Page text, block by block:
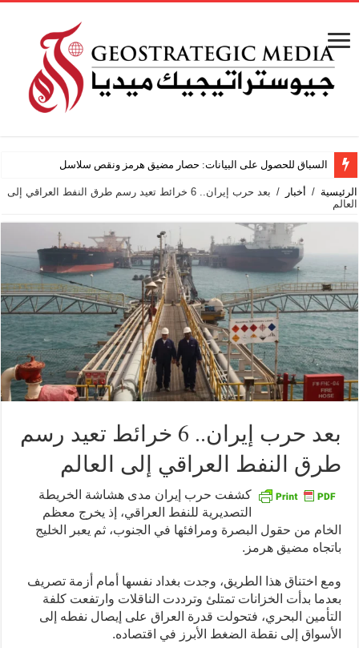
السباق للحصول على البيانات: حصار مضيق هرمز ونقص سلاسل توريد الهيليوم، من
الرئيسية / أخبار /
بعد حرب إيران.. 6 خرائط تعيد رسم طرق النفط العراقي إلى
العالم
بعد حرب إيران.. 6 خرائط تعيد رسم
طرق النفط العراقي إلى العالم
كشفت حرب إيران مدى هشاشة الخريطة
التصديرية للنفط العراقي، إذ يخرج معظم
الخام من حقول البصرة ومرافئها في الجنوب، ثم يعبر الخليج
باتجاه مضيق هرمز.
ومع اختناق هذا الطريق، وجدت بغداد نفسها أمام أزمة تصريف
بعدما بدأت الخزانات تمتلئ وترددت الناقلات وارتفعت كلفة
التأمين البحري، فتحولت قدرة العراق على إيصال نفطه إلى
الأسواق إلى نقطة الضغط الأبرز في اقتصاده.